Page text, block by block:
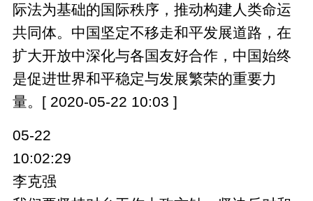
际法为基础的国际秩序，推动构建人类命运
共同体。中国坚定不移走和平发展道路，在
扩大开放中深化与各国友好合作，中国始终
是促进世界和平稳定与发展繁荣的重要力
量。[ 2020-05-22 10:03 ]
05-22
10:02:29
李克强